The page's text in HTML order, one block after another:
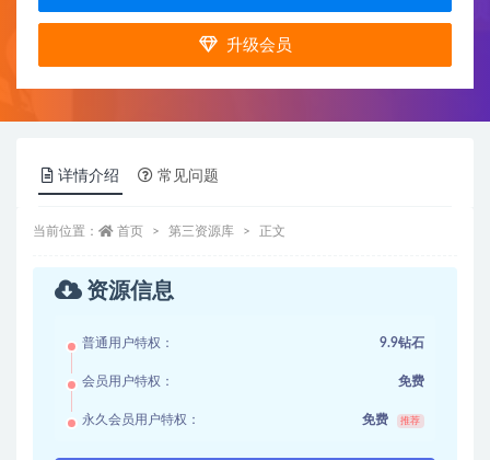
升级会员
详情介绍 常见问题
当前位置： 首页 第三资源库 正文
资源信息
普通用户特权： 9.9钻石
会员用户特权： 免费
永久会员用户特权： 免费 推荐